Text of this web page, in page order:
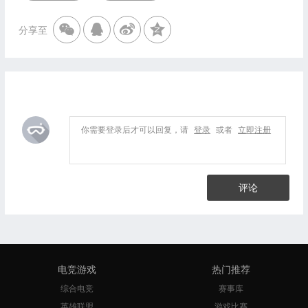
分享至
你需要登录后才可以回复，请 登录 或者 立即注册
评论
电竞游戏
综合电竞
热门推荐
赛事库